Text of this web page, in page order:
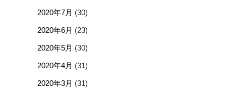
2020年7月 (30)
2020年6月 (23)
2020年5月 (30)
2020年4月 (31)
2020年3月 (31)